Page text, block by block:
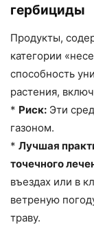
гербициды
Продукты,
категории
способность
растения,
* Риск: Эти
газоном.
* Лучшая
точечного
въездах или в
ветреную
траву.